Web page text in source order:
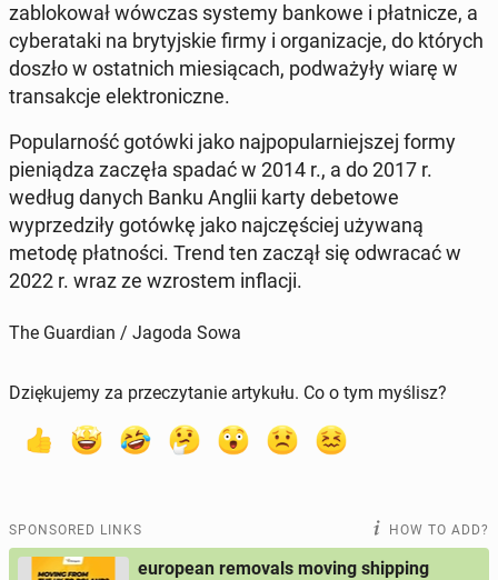
zablokował wówczas systemy bankowe i płat­nicze, a
cy­ber­ata­ki na bry­tyjskie firmy i or­ga­ni­za­c­je, do których
doszło w os­tat­nich miesią­cach, pod­ważyły wiarę w
transakc­je elek­tron­iczne.
Pop­u­larność gotówki jako na­jpop­u­larniejszej formy
pieniądza zaczęła spadać w 2014 r., a do 2017 r.
według danych Banku Anglii karty de­be­towe
wyprzedz­iły gotówkę jako na­jczęś­ciej używaną
metodę płat­noś­ci. Trend ten zaczął się odwracać w
2022 r. wraz ze wzrostem in­flacji.
The Guardian / Jagoda Sowa
Dziękujemy za przeczytanie artykułu. Co o tym myślisz?
SPONSORED LINKS HOW TO ADD?
european removals moving shipping